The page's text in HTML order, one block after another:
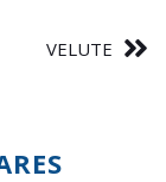
VELUTE